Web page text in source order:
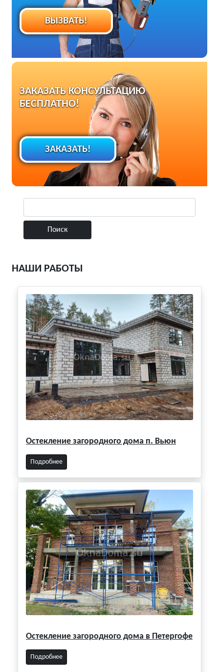
ВЫЗВАТЬ!
ЗАКАЗАТЬ КОНСУЛЬТАЦИЮ
БЕСПЛАТНО!
ЗАКАЗАТЬ!
НАШИ РАБОТЫ
Остекление загородного дома п. Вьюн
Подробнее
Остекление загородного дома в Петергофе
Подробнее